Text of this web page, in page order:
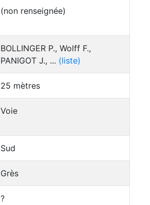
(non renseignée)
BOLLINGER P., Wolff F.,
PANIGOT J., ... (liste)
25 mètres
Voie
Sud
Grès
?